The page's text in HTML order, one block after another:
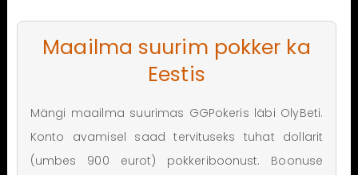
Maailma suurim pokker ka
Eestis
Mängi maailma suurimas GGPokeris läbi OlyBeti.
Konto avamisel saad tervituseks tuhat dollarit
(umbes 900 eurot) pokkeriboonust. Boonuse